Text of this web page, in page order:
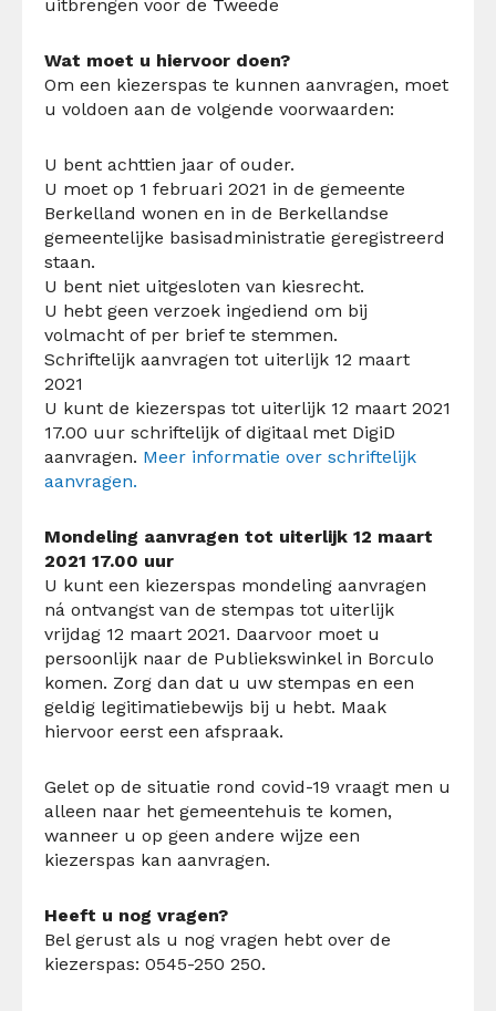
uitbrengen voor de Tweede
Wat moet u hiervoor doen?
Om een kiezerspas te kunnen aanvragen, moet
u voldoen aan de volgende voorwaarden:
U bent achttien jaar of ouder.
U moet op 1 februari 2021 in de gemeente
Berkelland wonen en in de Berkellandse
gemeentelijke basisadministratie geregistreerd
staan.
U bent niet uitgesloten van kiesrecht.
U hebt geen verzoek ingediend om bij
volmacht of per brief te stemmen.
Schriftelijk aanvragen tot uiterlijk 12 maart
2021
U kunt de kiezerspas tot uiterlijk 12 maart 2021
17.00 uur schriftelijk of digitaal met DigiD
aanvragen. Meer informatie over schriftelijk
aanvragen.
Mondeling aanvragen tot uiterlijk 12 maart
2021 17.00 uur
U kunt een kiezerspas mondeling aanvragen
ná ontvangst van de stempas tot uiterlijk
vrijdag 12 maart 2021. Daarvoor moet u
persoonlijk naar de Publiekswinkel in Borculo
komen. Zorg dan dat u uw stempas en een
geldig legitimatiebewijs bij u hebt. Maak
hiervoor eerst een afspraak.
Gelet op de situatie rond covid-19 vraagt men u
alleen naar het gemeentehuis te komen,
wanneer u op geen andere wijze een
kiezerspas kan aanvragen.
Heeft u nog vragen?
Bel gerust als u nog vragen hebt over de
kiezerspas: 0545-250 250.